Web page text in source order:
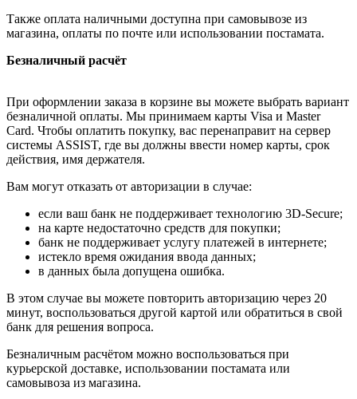
Также оплата наличными доступна при самовывозе из
магазина, оплаты по почте или использовании постамата.
Безналичный расчёт
При оформлении заказа в корзине вы можете выбрать вариант
безналичной оплаты. Мы принимаем карты Visa и Master
Card. Чтобы оплатить покупку, вас перенаправит на сервер
системы ASSIST, где вы должны ввести номер карты, срок
действия, имя держателя.
Вам могут отказать от авторизации в случае:
если ваш банк не поддерживает технологию 3D-Secure;
на карте недостаточно средств для покупки;
банк не поддерживает услугу платежей в интернете;
истекло время ожидания ввода данных;
в данных была допущена ошибка.
В этом случае вы можете повторить авторизацию через 20
минут, воспользоваться другой картой или обратиться в свой
банк для решения вопроса.
Безналичным расчётом можно воспользоваться при
курьерской доставке, использовании постамата или
самовывоза из магазина.